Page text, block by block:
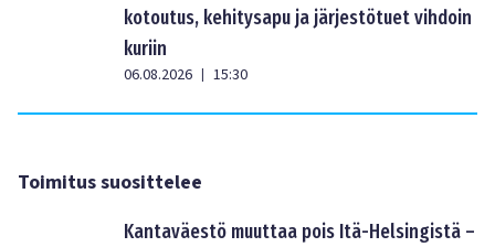
kotoutus, kehitysapu ja järjestötuet vihdoin
kuriin
06.08.2026 | 15:30
Toimitus suosittelee
Kantaväestö muuttaa pois Itä-Helsingistä –